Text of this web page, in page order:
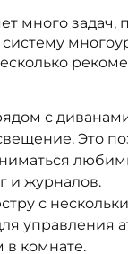
много задач,
с
Это
и журналов.
с
управления
в комнате.